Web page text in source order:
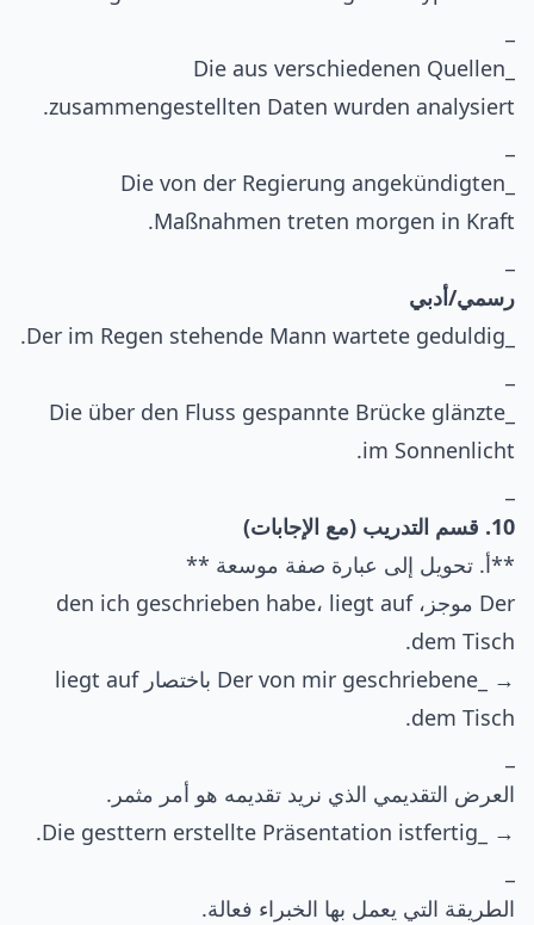
_Die aus verschiedenen Quellen
zusammengestellten Daten wurden analysiert.
_Die von der Regierung angekündigten
Maßnahmen treten morgen in Kraft.
رسمي/أدبي
_Die über den Fluss gespannte Brücke glänzte
im Sonnenlicht.
10. قسم التدريب (مع الإجابات)
**أ. تحويل إلى عبارة صفة موسعة **
Der موجز، den ich geschrieben habe، liegt auf
dem Tisch.
→ _Der von mir geschriebene باختصار liegt auf
dem Tisch.
العرض التقديمي الذي نريد تقديمه هو أمر مثمر.
→ _Die gesttern erstellte Präsentation istfertig.
الطريقة التي يعمل بها الخبراء فعالة.